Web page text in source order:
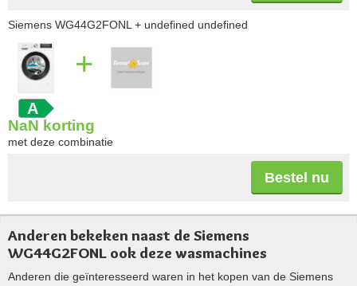
Siemens WG44G2FONL + undefined undefined
A
+
NaN korting
met deze combinatie
Bestel nu
Anderen bekeken naast de Siemens
WG44G2FONL ook deze wasmachines
Anderen die geïnteresseerd waren in het kopen van de Siemens